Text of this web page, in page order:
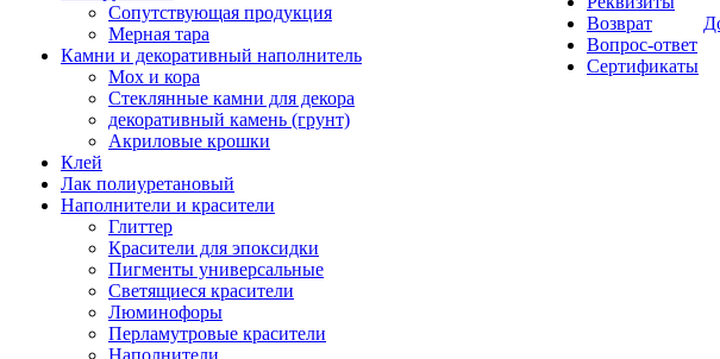
Сопутствующая продукция
Мерная тара
Камни и декоративный наполнитель
Мох и кора
Стеклянные камни для декора
декоративный камень (грунт)
Акриловые крошки
Клей
Лак полиуретановый
Наполнители и красители
Глиттер
Красители для эпоксидки
Пигменты универсальные
Светящиеся красители
Люминофоры
Перламутровые красители
Наполнители
Возврат
Вопрос-ответ
Сертификаты